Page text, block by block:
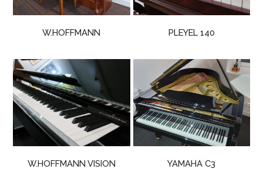
W.HOFFMANN PLEYEL 140
W.HOFFMANN VISION
YAMAHA C3